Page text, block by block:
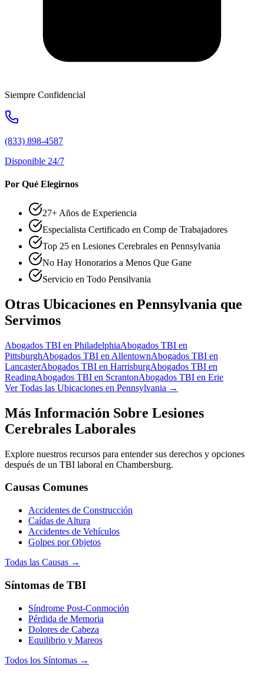
Siempre Confidencial
(833) 898-4587
Disponible 24/7
Por Qué Elegirnos
27+ Años de Experiencia
Especialista Certificado en Comp de Trabajadores
Top 25 en Lesiones Cerebrales en Pennsylvania
No Hay Honorarios a Menos Que Gane
Servicio en Todo Pensilvania
Otras Ubicaciones en Pennsylvania que
Servimos
Abogados TBI en PhiladelphiaAbogados TBI en
PittsburghAbogados TBI en AllentownAbogados TBI en
LancasterAbogados TBI en HarrisburgAbogados TBI en
ReadingAbogados TBI en ScrantonAbogados TBI en Erie
Ver Todas las Ubicaciones en Pennsylvania →
Más Información Sobre Lesiones
Cerebrales Laborales
Explore nuestros recursos para entender sus derechos y opciones
después de un TBI laboral en Chambersburg.
Causas Comunes
Accidentes de Construcción
Caídas de Altura
Accidentes de Vehículos
Golpes por Objetos
Todas las Causas →
Síntomas de TBI
Síndrome Post-Conmoción
Pérdida de Memoria
Dolores de Cabeza
Equilibrio y Mareos
Todos los Síntomas →